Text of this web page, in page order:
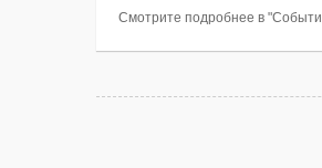
Смотрите подробнее в